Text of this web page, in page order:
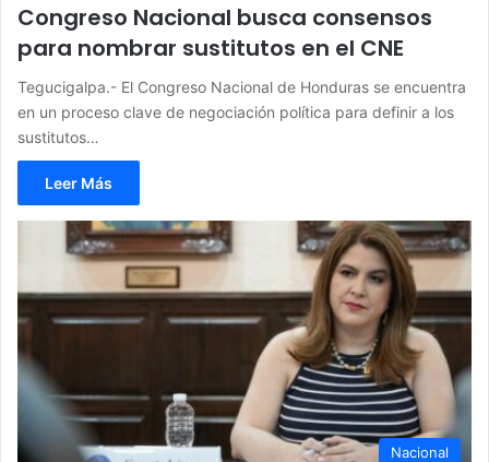
Congreso Nacional busca consensos
para nombrar sustitutos en el CNE
Tegucigalpa.- El Congreso Nacional de Honduras se encuentra
en un proceso clave de negociación política para definir a los
sustitutos…
Leer Más
Nacional